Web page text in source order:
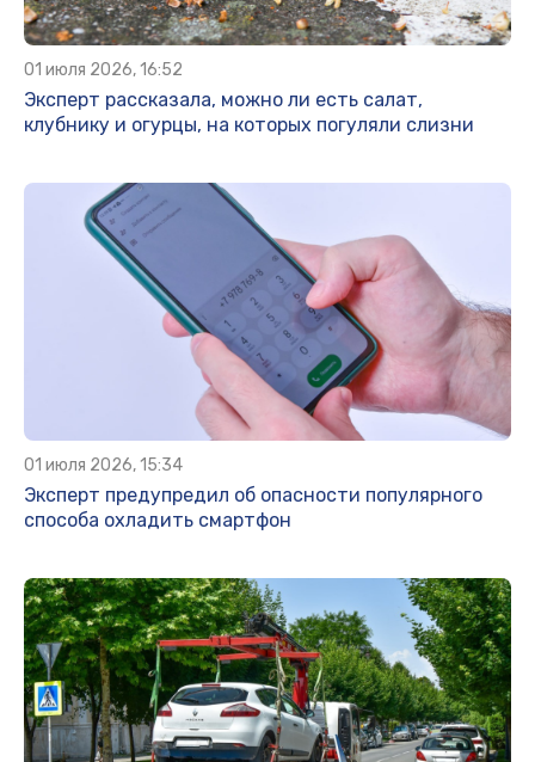
01 июля 2026, 16:52
Эксперт рассказала, можно ли есть салат,
клубнику и огурцы, на которых погуляли слизни
01 июля 2026, 15:34
Эксперт предупредил об опасности популярного
способа охладить смартфон